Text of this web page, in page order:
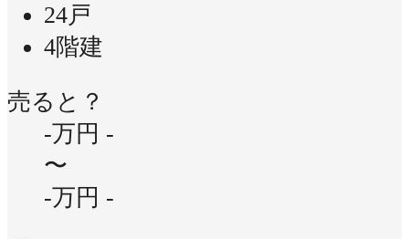
24戸
4階建
売ると？
-万円 -
〜
-万円 -